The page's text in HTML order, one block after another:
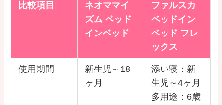
比較項目
ネオママイ
ズム ベッド
インベッド
ファルスカ
ベッドイン
ベッド フレ
ックス
使用期間
新生児～18
ヶ月
添い寝：新
生児～4ヶ月
多用途：6歳